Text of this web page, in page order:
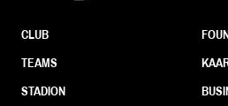
CLUB
TEAMS
STADION